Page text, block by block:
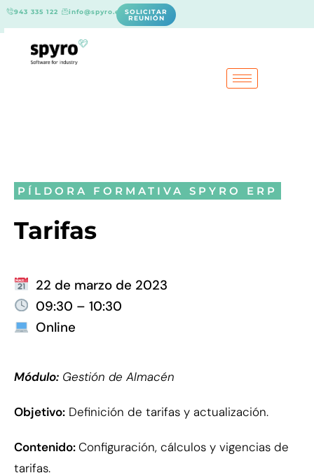
943 335 122 info@spyro.es SOLICITAR
REUNIÓN
PÍLDORA FORMATIVA SPYRO ERP
Tarifas
22 de marzo de 2023
09:30 – 10:30
Online
Módulo: Gestión de Almacén
Objetivo: Definición de tarifas y actualización.
Contenido:Configuración, cálculos y vigencias de
tarifas.